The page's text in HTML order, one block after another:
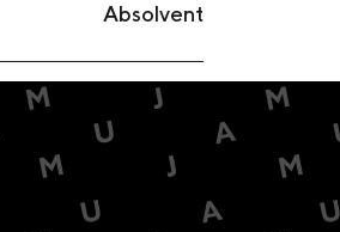
Absolvent